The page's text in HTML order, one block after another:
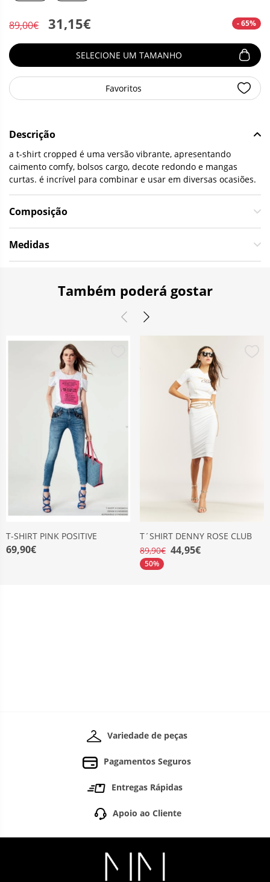
89,00€ 31,15€ - 65%
SELECIONE UM TAMANHO
Favoritos
Descrição
a t-shirt cropped é uma versão vibrante, apresentando
caimento comfy, bolsos cargo, decote redondo e mangas
curtas. é incrível para combinar e usar em diversas ocasiões.
Composição
Medidas
Também poderá gostar
T-SHIRT PINK POSITIVE
69,90€
T´SHIRT DENNY ROSE CLUB
89,90€ 44,95€
50%
Variedade de peças
Pagamentos Seguros
Entregas Rápidas
Apoio ao Cliente